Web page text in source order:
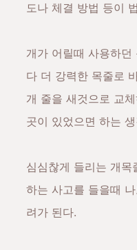
도나 체결 방법 등이
개가 어릴때 사용하
다 더 강력한 목줄로
개 줄을 새것으로 교
곳이 있었으면 하는
심심찮게 들리는 개목
하는 사고를 들을때
려가 된다.